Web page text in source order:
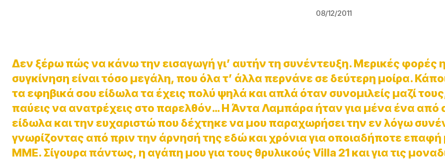
08/12/2011
Δεν ξέρω πώς να κάνω την εισαγωγή γι’ αυτήν τη συνέντευξη. Μερικές φορές η
συγκίνηση είναι τόσο μεγάλη, που όλα τ’ άλλα περνάνε σε δεύτερη μοίρα.
τα εφηβικά σου είδωλα τα έχεις πολύ ψηλά και απλά όταν συνομιλείς μαζί
παύεις να ανατρέχεις στο παρελθόν… Η Άντα Λαμπάρα ήταν για μένα ένα από
είδωλα και την ευχαριστώ που δέχτηκε να μου παραχωρήσει την εν λόγω
γνωρίζοντας από πριν την άρνησή της εδώ και χρόνια για οποιαδήποτε επαφή
ΜΜΕ. Σίγουρα πάντως, η αγάπη μου για τους θρυλικούς Villa 21 και για τις